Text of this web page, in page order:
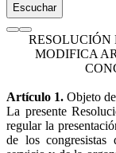
Escuchar
RESOLUCIÓN
MODIFICA
Artículo 1. Objeto
La presente
regular la
de los